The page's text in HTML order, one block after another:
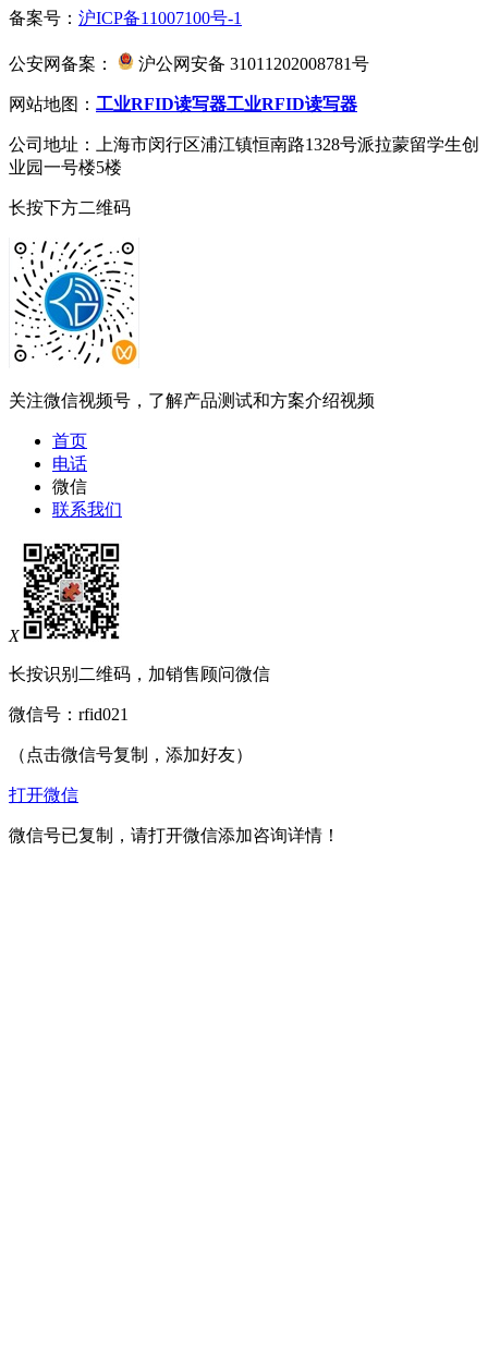
备案号： 沪ICP备11007100号-1
公安网备案： 沪公网安备 31011202008781号
网站地图： 工业RFID读写器工业RFID读写器
公司地址：上海市闵行区浦江镇恒南路1328号派拉蒙留学生创
业园一号楼5楼
长按下方二维码
关注微信视频号，了解产品测试和方案介绍视频
首页
电话
微信
联系我们
X
长按识别二维码，加销售顾问微信
微信号： rfid021
（点击微信号复制，添加好友）
打开微信
微信号已复制，请打开微信添加咨询详情！